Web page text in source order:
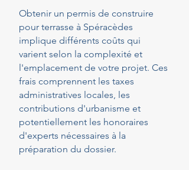
Obtenir un permis de construire
pour terrasse à Spéracèdes
implique différents coûts qui
varient selon la complexité et
l'emplacement de votre projet. Ces
frais comprennent les taxes
administratives locales, les
contributions d'urbanisme et
potentiellement les honoraires
d'experts nécessaires à la
préparation du dossier.